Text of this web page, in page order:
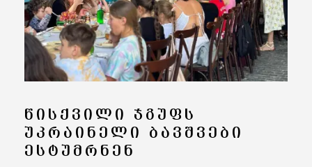
ᲬᲘᲡᲥᲕᲘᲚᲘ ᲯᲒᲣᲤᲡ
ᲣᲙᲠᲐᲘᲜᲔᲚᲘ ᲑᲐᲕᲨᲕᲔᲑᲘ
ᲔᲡᲢᲣᲛᲠᲜᲔᲜ